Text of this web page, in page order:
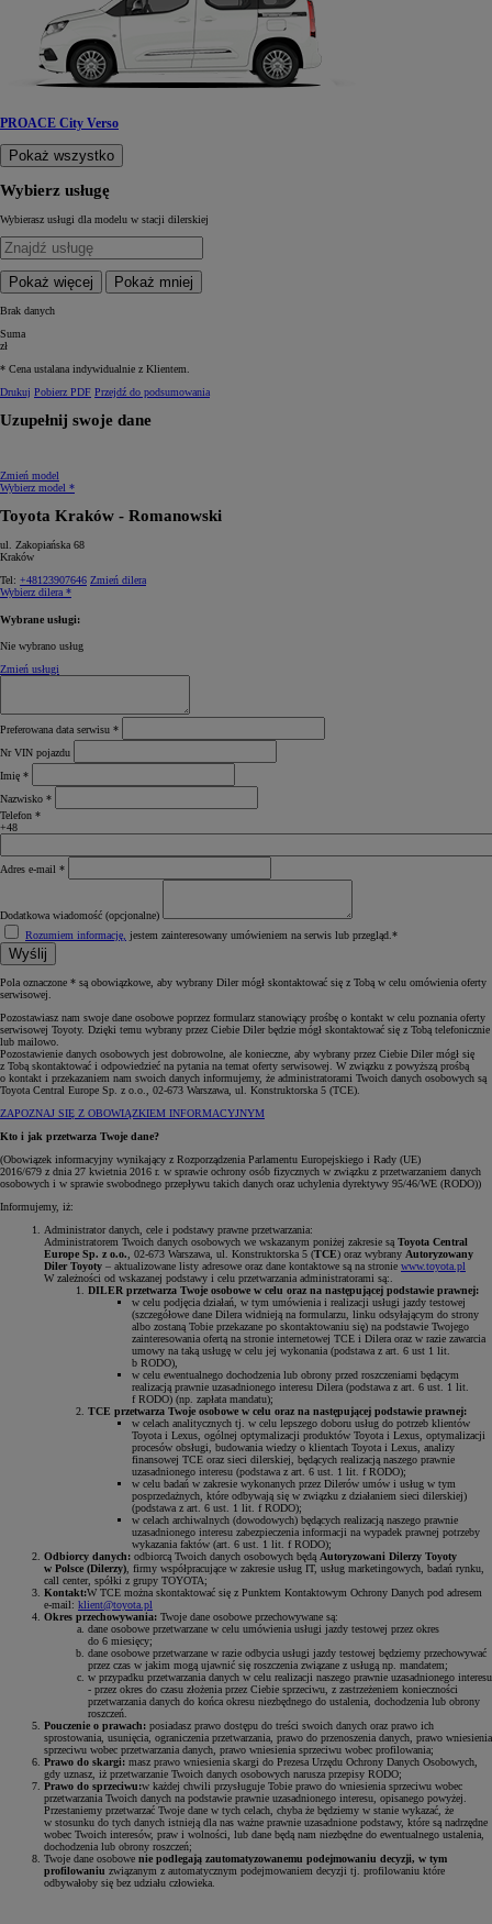
PROACE City Verso
Pokaż wszystko
Wybierz usługę
Wybierasz usługi dla modelu w stacji dilerskiej
Pokaż więcej Pokaż mniej
Brak danych
Suma
zł
* Cena ustalana indywidualnie z Klientem.
Drukuj Pobierz PDF Przejdź do podsumowania
Uzupełnij swoje dane
Zmień model
Wybierz model *
Toyota Kraków - Romanowski
ul. Zakopiańska 68
Kraków
Tel: +48123907646 Zmień dilera
Wybierz dilera *
Wybrane usługi:
Nie wybrano usług
Zmień usługi
Preferowana data serwisu *
Nr VIN pojazdu
Imię *
Nazwisko *
Telefon *
+48
Adres e‑mail *
Dodatkowa wiadomość (opcjonalne)
Rozumiem informację, jestem zainteresowany umówieniem na serwis lub przegląd.*
Wyślij
Pola oznaczone * są obowiązkowe, aby wybrany Diler mógł skontaktować się z Tobą w celu omówienia oferty
serwisowej.
Pozostawiasz nam swoje dane osobowe poprzez formularz stanowiący prośbę o kontakt w celu poznania oferty
serwisowej Toyoty. Dzięki temu wybrany przez Ciebie Diler będzie mógł skontaktować się z Tobą telefonicznie
lub mailowo.
Pozostawienie danych osobowych jest dobrowolne, ale konieczne, aby wybrany przez Ciebie Diler mógł się
z Tobą skontaktować i odpowiedzieć na pytania na temat oferty serwisowej. W związku z powyższą prośbą
o kontakt i przekazaniem nam swoich danych informujemy, że administratorami Twoich danych osobowych są
Toyota Central Europe Sp. z o.o., 02-673 Warszawa, ul. Konstruktorska 5 (TCE).
ZAPOZNAJ SIĘ Z OBOWIĄZKIEM INFORMACYJNYM
Kto i jak przetwarza Twoje dane?
(Obowiązek informacyjny wynikający z Rozporządzenia Parlamentu Europejskiego i Rady (UE)
2016/679 z dnia 27 kwietnia 2016 r. w sprawie ochrony osób fizycznych w związku z przetwarzaniem danych
osobowych i w sprawie swobodnego przepływu takich danych oraz uchylenia dyrektywy 95/46/WE (RODO))
Informujemy, iż:
Administrator danych, cele i podstawy prawne przetwarzania:
Administratorem Twoich danych osobowych we wskazanym poniżej zakresie są Toyota Central
Europe Sp. z o.o. , 02-673 Warszawa, ul. Konstruktorska 5 (TCE) oraz wybrany Autoryzowany
Diler Toyoty – aktualizowane listy adresowe oraz dane kontaktowe są na stronie www.toyota.pl
W zależności od wskazanej podstawy i celu przetwarzania administratorami są:.
DILER przetwarza Twoje osobowe w celu oraz na następującej podstawie prawnej:
w celu podjęcia działań, w tym umówienia i realizacji usługi jazdy testowej
(szczegółowe dane Dilera widnieją na formularzu, linku odsyłającym do strony
albo zostaną Tobie przekazane po skontaktowaniu się) na podstawie Twojego
zainteresowania ofertą na stronie internetowej TCE i Dilera oraz w razie zawarcia
umowy na taką usługę w celu jej wykonania (podstawa z art. 6 ust 1 lit.
b RODO),
w celu ewentualnego dochodzenia lub obrony przed roszczeniami będącym
realizacją prawnie uzasadnionego interesu Dilera (podstawa z art. 6 ust. 1 lit.
f RODO) (np. zapłata mandatu);
TCE przetwarza Twoje osobowe w celu oraz na następującej podstawie prawnej:
w celach analitycznych tj. w celu lepszego doboru usług do potrzeb klientów
Toyota i Lexus, ogólnej optymalizacji produktów Toyota i Lexus, optymalizacji
procesów obsługi, budowania wiedzy o klientach Toyota i Lexus, analizy
finansowej TCE oraz sieci dilerskiej, będących realizacją naszego prawnie
uzasadnionego interesu (podstawa z art. 6 ust. 1 lit. f RODO);
w celu badań w zakresie wykonanych przez Dilerów umów i usług w tym
posprzedażnych, które odbywają się w związku z działaniem sieci dilerskiej)
(podstawa z art. 6 ust. 1 lit. f RODO);
w celach archiwalnych (dowodowych) będących realizacją naszego prawnie
uzasadnionego interesu zabezpieczenia informacji na wypadek prawnej potrzeby
wykazania faktów (art. 6 ust. 1 lit. f RODO);
Odbiorcy danych: odbiorcą Twoich danych osobowych będą Autoryzowani Dilerzy Toyoty
w Polsce (Dilerzy) , firmy współpracujące w zakresie usług IT, usług marketingowych, badań rynku,
call center, spółki z grupy TOYOTA;
Kontakt:W TCE można skontaktować się z Punktem Kontaktowym Ochrony Danych pod adresem
e-mail: klient@toyota.pl
Okres przechowywania: Twoje dane osobowe przechowywane są:
dane osobowe przetwarzane w celu umówienia usługi jazdy testowej przez okres
do 6 miesięcy;
dane osobowe przetwarzane w razie odbycia usługi jazdy testowej będziemy przechowywać
przez czas w jakim mogą ujawnić się roszczenia związane z usługą np. mandatem;
w przypadku przetwarzania danych w celu realizacji naszego prawnie uzasadnionego interesu
- przez okres do czasu złożenia przez Ciebie sprzeciwu, z zastrzeżeniem konieczności
przetwarzania danych do końca okresu niezbędnego do ustalenia, dochodzenia lub obrony
roszczeń.
Pouczenie o prawach: posiadasz prawo dostępu do treści swoich danych oraz prawo ich
sprostowania, usunięcia, ograniczenia przetwarzania, prawo do przenoszenia danych, prawo wniesienia
sprzeciwu wobec przetwarzania danych, prawo wniesienia sprzeciwu wobec profilowania;
Prawo do skargi: masz prawo wniesienia skargi do Prezesa Urzędu Ochrony Danych Osobowych,
gdy uznasz, iż przetwarzanie Twoich danych osobowych narusza przepisy RODO;
Prawo do sprzeciwu:w każdej chwili przysługuje Tobie prawo do wniesienia sprzeciwu wobec
przetwarzania Twoich danych na podstawie prawnie uzasadnionego interesu, opisanego powyżej.
Przestaniemy przetwarzać Twoje dane w tych celach, chyba że będziemy w stanie wykazać, że
w stosunku do tych danych istnieją dla nas ważne prawnie uzasadnione podstawy, które są nadrzędne
wobec Twoich interesów, praw i wolności, lub dane będą nam niezbędne do ewentualnego ustalenia,
dochodzenia lub obrony roszczeń;
Twoje dane osobowe nie podlegają zautomatyzowanemu podejmowaniu decyzji, w tym
profilowaniu związanym z automatycznym podejmowaniem decyzji tj. profilowaniu które
odbywałoby się bez udziału człowieka.